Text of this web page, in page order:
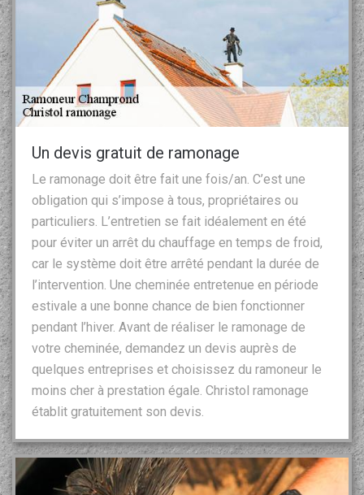
Un devis gratuit de ramonage
Le ramonage doit être fait une fois/an. C’est une
obligation qui s’impose à tous, propriétaires ou
particuliers. L’entretien se fait idéalement en été
pour éviter un arrêt du chauffage en temps de froid,
car le système doit être arrêté pendant la durée de
l’intervention. Une cheminée entretenue en période
estivale a une bonne chance de bien fonctionner
pendant l’hiver. Avant de réaliser le ramonage de
votre cheminée, demandez un devis auprès de
quelques entreprises et choisissez du ramoneur le
moins cher à prestation égale. Christol ramonage
établit gratuitement son devis.